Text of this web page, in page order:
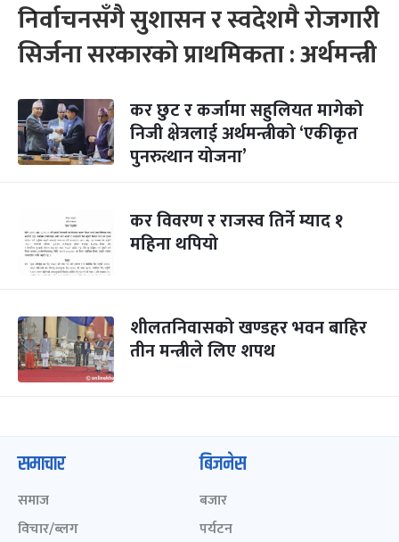
निर्वाचनसँगै सुशासन र स्वदेशमै रोजगारी
सिर्जना सरकारको प्राथमिकता : अर्थमन्त्री
कर छुट र कर्जामा सहुलियत मागेको
निजी क्षेत्रलाई अर्थमन्त्रीको ‘एकीकृत
पुनरुत्थान योजना’
कर विवरण र राजस्व तिर्ने म्याद १
महिना थपियो
शीलतनिवासको खण्डहर भवन बाहिर
तीन मन्त्रीले लिए शपथ
समाचार
समाज
विचार/ब्लग
बिजनेस
बजार
पर्यटन